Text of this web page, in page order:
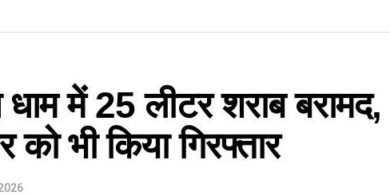
धाम में 25 लीटर शराब बरामद,
भी किया गिरफ्तार